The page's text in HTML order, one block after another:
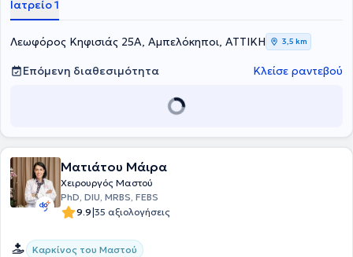
Ιατρείο 1
Λεωφόρος Κηφισιάς 25Α, Αμπελόκηποι, ΑΤΤΙΚΗ 3,5 km
Επόμενη διαθεσιμότητα Κλείσε ραντεβού
Ματιάτου Μάιρα
Χειρουργός Μαστού
PhD, DIU, MRBS, FEBS
9.9|35 αξιολογήσεις
Καρκίνος του Μαστού